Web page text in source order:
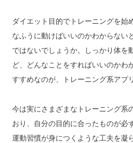
ダイエット目的でトレーニングを始
なふうに動けばいいのかわからない
ではないでしょうか。しっかり体を
ど、どんなことをすればいいのかわ
すすめなのが、トレーニング系アプリ
今は実にさまざまなトレーニング系
おり、自分の目的に合ったものが必
運動習慣が身につくような工夫を凝